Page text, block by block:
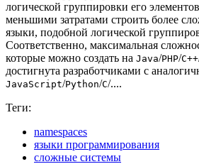
логической группировки его
меньшими затратами строить более
языки, подобной логической
Соответственно, максимальная
которые можно создать на Java/PHP/C++
достигнута разработчиками с
JavaScript/Python/C/....
Теги:
namespaces
языки программирования
сложные системы